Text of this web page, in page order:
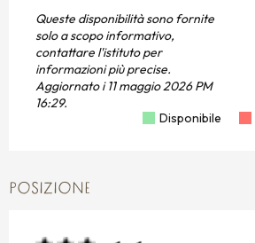
Queste disponibilità sono fornite
solo a scopo informativo,
contattare l'istituto per
informazioni più precise.
Aggiornato i11 maggio 2026 PM
16:29.
Disponibile
POSIZIONE